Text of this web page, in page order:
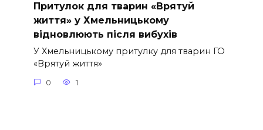
Притулок для тварин «Врятуй
життя» у Хмельницькому
відновлюють після вибухів
У Хмельницькому притулку для тварин ГО
«Врятуй життя»
0 1